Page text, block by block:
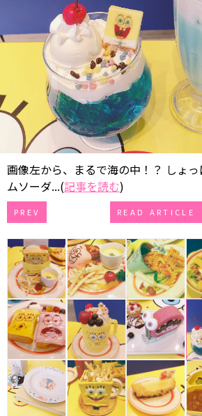
画像左から、まるで海の中！？ しょ
ムソーダ...(記事を読む)
PREV READ ARTICLE